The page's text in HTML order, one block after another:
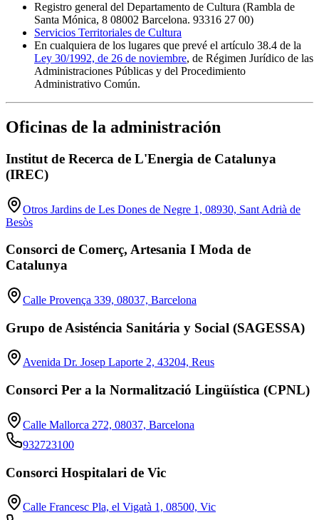
Registro general del Departamento de Cultura (Rambla de
Santa Mónica, 8 08002 Barcelona. 93316 27 00)
Servicios Territoriales de Cultura
En cualquiera de los lugares que prevé el artículo 38.4 de la
Ley 30/1992, de 26 de noviembre, de Régimen Jurídico de las
Administraciones Públicas y del Procedimiento
Administrativo Común.
Oficinas de la administración
Institut de Recerca de L'Energia de Catalunya
(IREC)
Otros Jardins de Les Dones de Negre 1, 08930, Sant Adrià de
Besòs
Consorci de Comerç, Artesania I Moda de
Catalunya
Calle Provença 339, 08037, Barcelona
Grupo de Asisténcia Sanitária y Social (SAGESSA)
Avenida Dr. Josep Laporte 2, 43204, Reus
Consorci Per a la Normalització Lingüística (CPNL)
Calle Mallorca 272, 08037, Barcelona
932723100
Consorci Hospitalari de Vic
Calle Francesc Pla, el Vigatà 1, 08500, Vic